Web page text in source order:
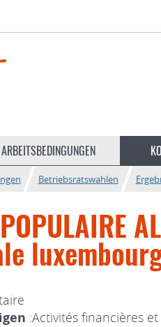
ARBEITSBEDINGUNGEN
Betriebsratswahlen
:Activités financières et